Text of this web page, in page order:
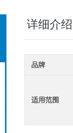
详细介绍
品牌
适用范围